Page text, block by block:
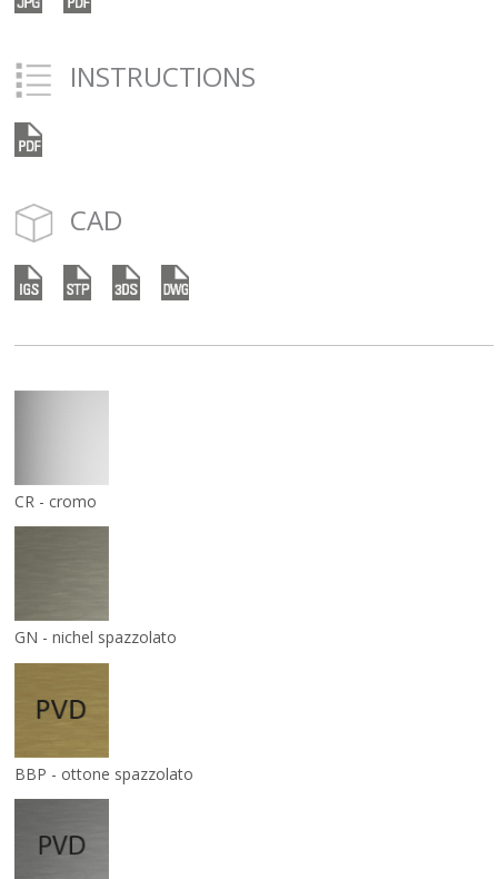
INSTRUCTIONS
CAD
CR - cromo
GN - nichel spazzolato
BBP - ottone spazzolato